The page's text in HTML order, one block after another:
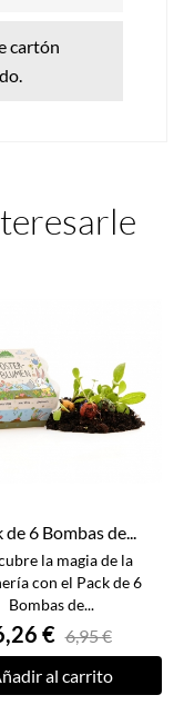
cartón
de 6 Bombas de...
la magia de la
con el Pack de 6
Bombas de...
€ 6,95 €
al carrito